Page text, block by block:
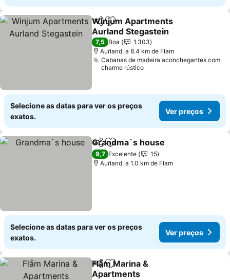
PartilharAdicionar aos favoritos
Winjum Apartments
Aurland Stegastein
7,5 Boa
1.303
Aurland, a 8.4 km de Flam
Cabanas de madeira aconchegantes com
charme rústico
Selecione as datas para ver os preços
exatos.
Ver preços
PartilharAdicionar aos favoritos
Grandma`s house
9,7 Excelente
15
Aurland, a 1.0 km de Flam
Selecione as datas para ver os preços
exatos.
Ver preços
PartilharAdicionar aos favoritos
Flåm Marina &
Apartments